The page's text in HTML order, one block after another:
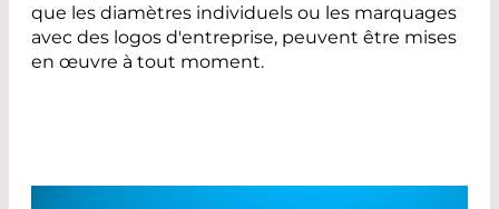
que les diamètres individuels ou les marquages
avec des logos d'entreprise, peuvent être mises
en œuvre à tout moment.